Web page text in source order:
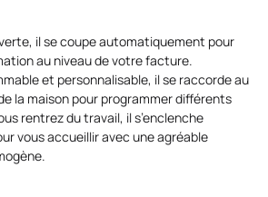
il se coupe automatiquement pour
au niveau de votre facture.
et personnalisable, il se raccorde au
la maison pour programmer différents
rentrez du travail, il s’enclenche
vous accueillir avec une agréable